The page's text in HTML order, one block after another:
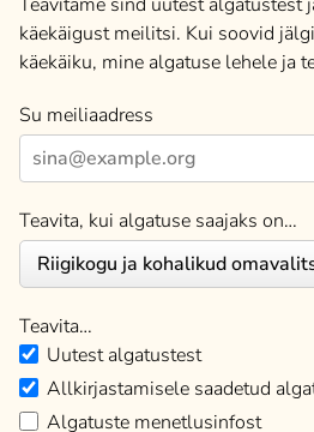
käekäigust meilitsi. Kui soovid
käekäiku, mine algatuse lehele ja
Su meiliaadress
Teavita, kui algatuse saajaks on…
Teavita…
Uutest algatustest
Allkirjastamisele saadetud
Algatuste menetlusinfost